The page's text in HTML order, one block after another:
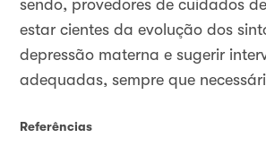
sendo, provedores de cuidados
estar cientes da evolução dos
depressão materna e sugerir
adequadas, sempre que
Referências